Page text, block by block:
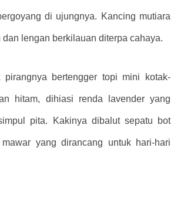
di ujungnya. Kancing mutiara
dan lengan berkilauan diterpa cahaya.
pirangnya bertengger topi mini kotak-
hitam, dihiasi renda lavender yang
pita. Kakinya dibalut sepatu bot
yang dirancang untuk hari-hari